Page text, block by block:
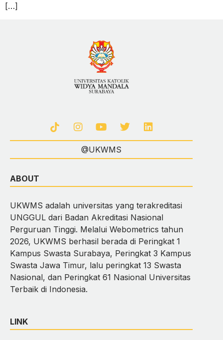
[…]
@UKWMS
ABOUT
UKWMS adalah universitas yang terakreditasi
UNGGUL dari Badan Akreditasi Nasional
Perguruan Tinggi. Melalui Webometrics tahun
2026, UKWMS berhasil berada di Peringkat 1
Kampus Swasta Surabaya, Peringkat 3 Kampus
Swasta Jawa Timur, lalu peringkat 13 Swasta
Nasional, dan Peringkat 61 Nasional Universitas
Terbaik di Indonesia.
LINK